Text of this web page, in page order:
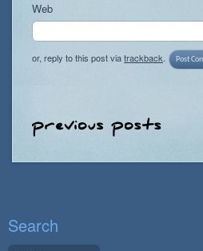
Web
or, reply to this post viatrackback
Search